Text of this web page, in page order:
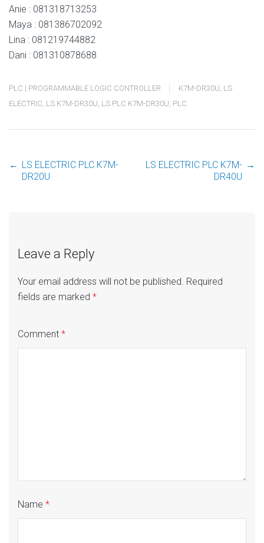
Anie : 081318713253
Maya : 081386702092
Lina : 081219744882
Dani : 081310878688
PLC | PROGRAMMABLE LOGIC CONTROLLER K7M-DR30U, LS
ELECTRIC, LS K7M-DR30U, LS PLC K7M-DR30U, PLC
Post
← LS ELECTRIC PLC K7M-
DR20U
LS ELECTRIC PLC K7M-
DR40U
→
Leave a Reply
Your email address will not be published. Required
fields are marked *
Comment *
Name *